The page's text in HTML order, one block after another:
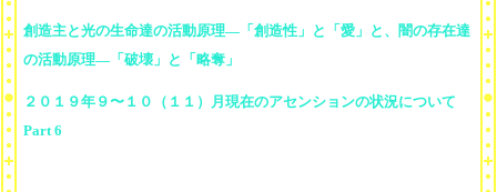
創造主と光の生命達の活動原理―「創造性」と「愛」と、闇の存在達
の活動原理―「破壊」と「略奪」
２０１９年９〜１０（１１）月現在のアセンションの状況について
Part 6